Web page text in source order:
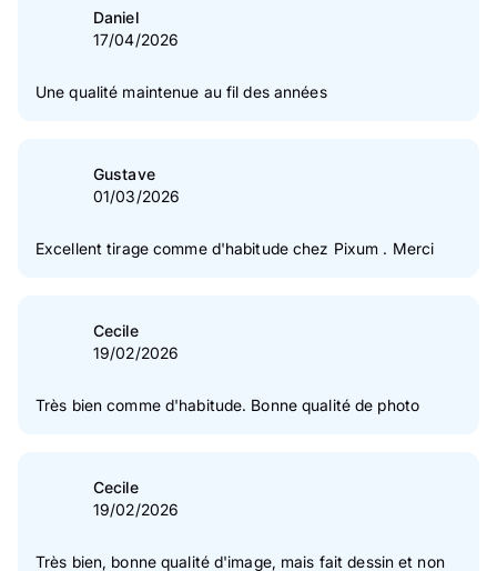
Daniel
17/04/2026
Une qualité maintenue au fil des années
Gustave
01/03/2026
Excellent tirage comme d'habitude chez Pixum . Merci
Cecile
19/02/2026
Très bien comme d'habitude. Bonne qualité de photo
Cecile
19/02/2026
Très bien, bonne qualité d'image, mais fait dessin et non